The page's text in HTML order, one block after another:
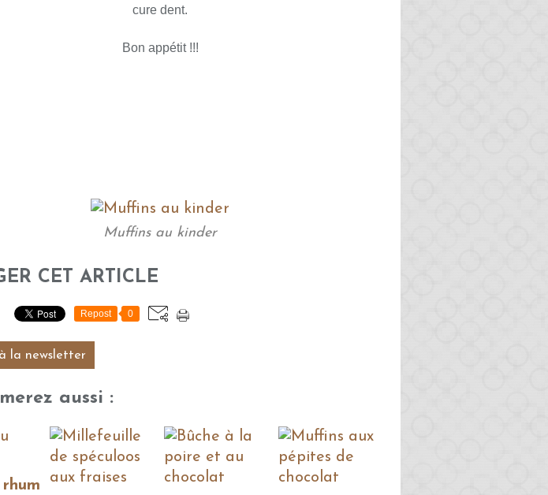
cure dent.
Bon appétit !!!
Muffins au kinder
CET ARTICLE
Repost 0
la newsletter
aussi :